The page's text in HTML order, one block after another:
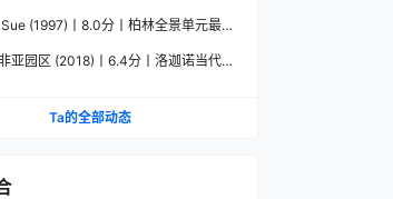
(1997)丨8.0分丨柏林全景单元最佳
亚园区 (2018)丨6.4分丨洛迦诺当代电
Ta的全部动态